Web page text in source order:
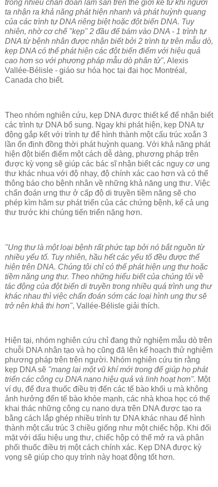
trong nhiều chẩn đoán lâm sàn trên thế giới kể từ khi người
ta nhận ra khả năng phát hiện nhanh và phát huỳnh quang
của các trình tự DNA riêng biệt hoặc đột biến DNA. Tuy
nhiên, nhờ cơ chế "kẹp" 2 đầu để bám vào DNA - 1 trình tự
DNA từ bệnh nhân được nhận biết bởi 2 trình tự trên mẫu dò,
kẹp DNA có thể phát hiện các đột biến điểm với hiệu quả
cao hơn so với phương pháp mẫu dò phân tử", Alexis
Vallée-Bélisle - giáo sư hóa học tại đại học Montréal,
Canada cho biết.
Theo nhóm nghiên cứu, kẹp DNA được thiết kế để nhận biết
các trình tự DNA bổ sung. Ngay khi phát hiện, kẹp DNA tự
động gắp kết với trình tự để hình thành một cấu trúc xoắn 3
lần ổn định đồng thời phát huỳnh quang. Với khả năng phát
hiện đột biến điểm một cách dễ dàng, phương pháp trên
được kỳ vọng sẽ giúp các bác sĩ nhận biết các nguy cơ ung
thư khác nhua với độ nhạy, độ chính xác cao hơn và có thể
thông báo cho bệnh nhân về những khả năng ung thư. Việc
chẩn đoán ưng thư ở cấp độ di truyền tiềm năng sẽ cho
phép kìm hãm sự phát triển của các chứng bệnh, kể cả ung
thư trước khi chúng tiến triển nặng hơn.
"Ung thư là một loại bệnh rất phức tạp bởi nó bắt nguồn từ
nhiều yếu tố. Tuy nhiên, hầu hết các yếu tố đều được thể
hiện trên DNA. Chúng tôi chỉ có thể phát hiện ung thư hoặc
tiềm năng ung thư. Theo những hiểu biết của chúng tôi về
tác động của đột biến di truyền trong nhiều quá trình ung thư
khác nhau thì việc chẩn đoán sớm các loại hình ung thư sẽ
trở nên khả thi hơn", Vallée-Bélisle giải thích.
Hiện tại, nhóm nghiên cứu chỉ đang thử nghiệm mẫu dò trên
chuỗi DNA nhân tạo và họ cũng đã lên kế hoạch thử nghiệm
phương pháp trên trên người. Nhóm nghiên cứu tin rằng
kẹp DNA sẽ "mang lại một vũ khí mới trong để giúp họ phát
triển các công cụ DNA nano hiệu quả và linh hoạt hơn". Một
ví dụ, để đưa thuốc điều trị đến các tế bào khối u mà không
ảnh hưởng đến tế bào khỏe mạnh, các nhà khoa học có thể
khai thác những công cụ nano dựa trên DNA được tạo ra
bằng cách lắp ghép nhiều trình tự DNA khác nhau để hình
thành một cấu trúc 3 chiều giống như một chiếc hộp. Khi đối
mặt với dấu hiệu ung thư, chiếc hộp có thể mở ra và phân
phối thuốc điều trị một cách chính xác. Kẹp DNA được kỳ
vọng sẽ giúp cho quy trình này hoạt động tốt hơn.